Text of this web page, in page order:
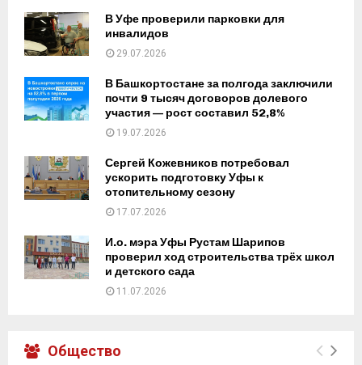
В Уфе проверили парковки для
инвалидов
29.07.2026
В Башкортостане за полгода заключили
почти 9 тысяч договоров долевого
участия — рост составил 52,8%
19.07.2026
Сергей Кожевников потребовал
ускорить подготовку Уфы к
отопительному сезону
17.07.2026
И.о. мэра Уфы Рустам Шарипов
проверил ход строительства трёх школ
и детского сада
11.07.2026
Общество